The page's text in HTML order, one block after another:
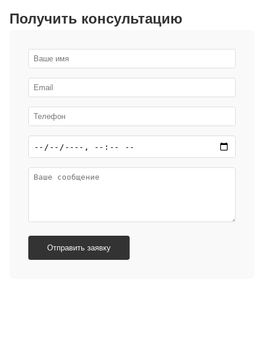
Получить консультацию
Отправить заявку